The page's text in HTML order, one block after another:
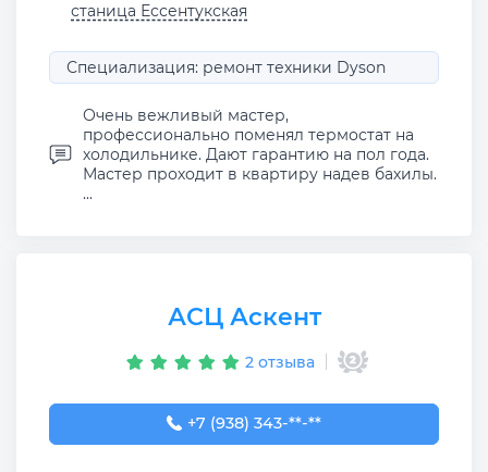
станица Ессентукская
Специализация: ремонт техники Dyson
Очень вежливый мастер,
профессионально поменял термостат на
холодильнике. Дают гарантию на пол года.
Мастер проходит в квартиру надев бахилы.
...
АСЦ Аскент
2 отзыва
+7 (938) 343-99-00
+7 (938) 343-**-**